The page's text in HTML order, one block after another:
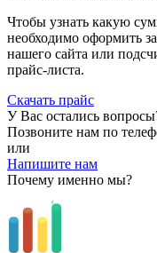
Чтобы узнать какую
необходимо оформить
нашего сайта или
прайс-листа.
Скачать прайс
У Вас остались
Позвоните нам по
или
Напишите нам
Почему именно мы?